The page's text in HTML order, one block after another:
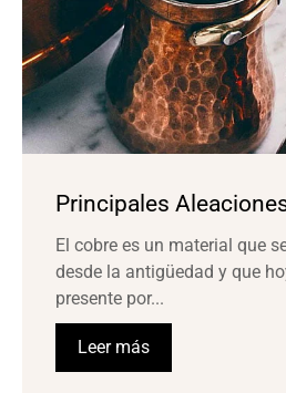
Principales
El cobre es un material que
desde la antigüedad y que
presente por...
Leer más